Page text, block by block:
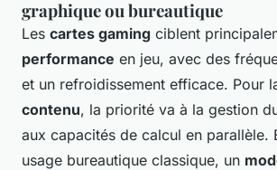
graphique ou bureautique
Les cartes gaming ciblent
performance en jeu, avec des
et un refroidissement efficace. Pour
contenu, la priorité va à la gestion
aux capacités de calcul en parallèle.
usage bureautique classique, un